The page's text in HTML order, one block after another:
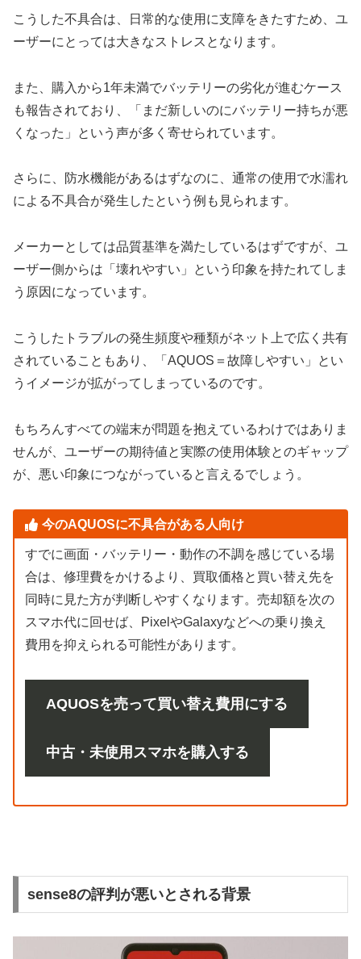
こうした不具合は、日常的な使用に支障をきたすため、ユ
ーザーにとっては大きなストレスとなります。
また、購入から1年未満でバッテリーの劣化が進むケース
も報告されており、「まだ新しいのにバッテリー持ちが悪
くなった」という声が多く寄せられています。
さらに、防水機能があるはずなのに、通常の使用で水濡れ
による不具合が発生したという例も見られます。
メーカーとしては品質基準を満たしているはずですが、ユ
ーザー側からは「壊れやすい」という印象を持たれてしま
う原因になっています。
こうしたトラブルの発生頻度や種類がネット上で広く共有
されていることもあり、「AQUOS＝故障しやすい」とい
うイメージが拡がってしまっているのです。
もちろんすべての端末が問題を抱えているわけではありま
せんが、ユーザーの期待値と実際の使用体験とのギャップ
が、悪い印象につながっていると言えるでしょう。
今のAQUOSに不具合がある人向け
すでに画面・バッテリー・動作の不調を感じている場
合は、修理費をかけるより、買取価格と買い替え先を
同時に見た方が判断しやすくなります。売却額を次の
スマホ代に回せば、PixelやGalaxyなどへの乗り換え
費用を抑えられる可能性があります。
AQUOSを売って買い替え費用にする
中古・未使用スマホを購入する
sense8の評判が悪いとされる背景